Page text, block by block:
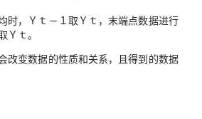
时，Ｙｔ－１取Ｙｔ，末端点数据进行
ｔ。
改变数据的性质和关系，且得到的数据